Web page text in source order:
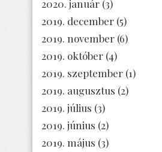
2020. január (3)
2019. december (5)
2019. november (6)
2019. október (4)
2019. szeptember (1)
2019. augusztus (2)
2019. július (3)
2019. június (2)
2019. május (3)